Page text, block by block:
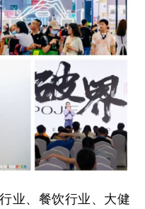
业、餐饮行业、大健